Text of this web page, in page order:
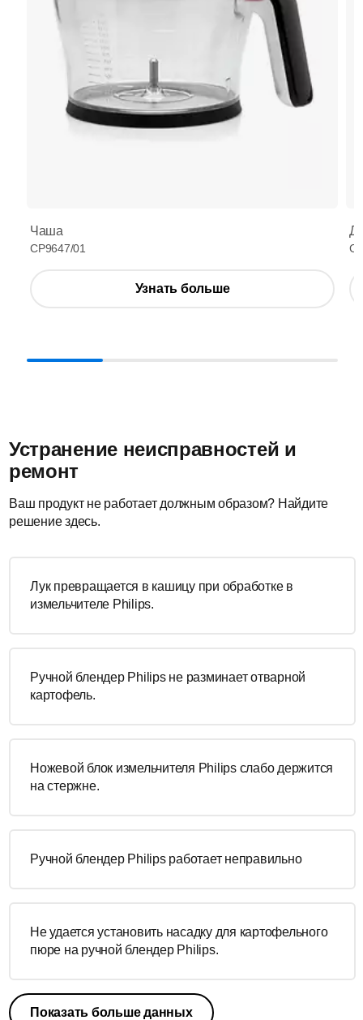
Чаша
CP9647/01
Узнать больше
Устранение неисправностей и
ремонт
Ваш продукт не работает должным образом? Найдите
решение здесь.
Лук превращается в кашицу при обработке в
измельчителе Philips.
Ручной блендер Philips не разминает отварной
картофель.
Ножевой блок измельчителя Philips слабо держится
на стержне.
Ручной блендер Philips работает неправильно
Не удается установить насадку для картофельного
пюре на ручной блендер Philips.
Показать больше данных